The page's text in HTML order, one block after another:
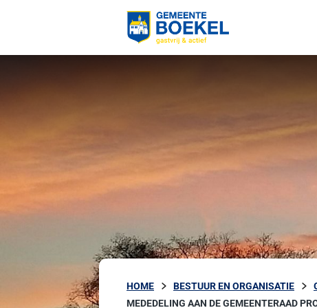
HOME BESTUUR EN ORGANISATIE
MEDEDELING AAN DE GEMEENTERAAD